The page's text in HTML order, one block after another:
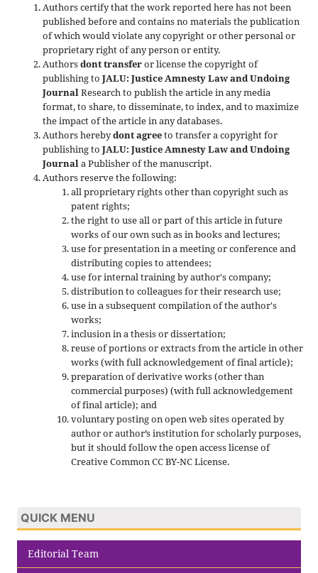
Authors certify that the work reported here has not been
published before and contains no materials the publication
of which would violate any copyright or other personal or
proprietary right of any person or entity.
Authorsdont transferor license the copyright of
publishing to JALU: Justice Amnesty Law and Undoing
JournalResearch to publish the article in any media
format, to share, to disseminate, to index, and to maximize
the impact of the article in any databases.
Authors herebydont agreeto transfer a copyright for
publishing to JALU: Justice Amnesty Law and Undoing
Journala Publisher of the manuscript.
Authors reserve the following:
all proprietary rights other than copyright such as
patent rights;
the right to use all or part of this article in future
works of our own such as in books and lectures;
use for presentation in a meeting or conference and
distributing copies to attendees;
use for internal training by author's company;
distribution to colleagues for their research use;
use in a subsequent compilation of the author's
works;
inclusion in a thesis or dissertation;
reuse of portions or extracts from the article in other
works (with full acknowledgement of final article);
preparation of derivative works (other than
commercial purposes) (with full acknowledgement
of final article); and
voluntary posting on open web sites operated by
author or author’s institution for scholarly purposes,
but it should follow the open access license of
Creative Common CC BY-NC License.
QUICK MENU
Editorial Team